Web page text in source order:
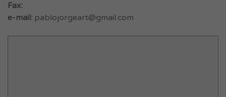
Fax:
e-mail: pablojorgeart@gmail.com